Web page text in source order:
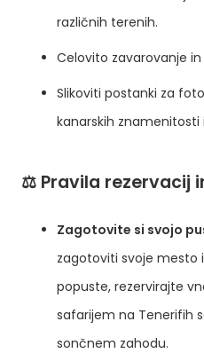
različnih terenih.
Celovito zavarovanje
Slikoviti postanki za
kanarskih znamenitosti
⚖️ Pravila rezervacij
Zagotovite si svojo
zagotoviti svoje mesto
popuste, rezervirajte
safarijem na Tenerifih
sončnem zahodu.